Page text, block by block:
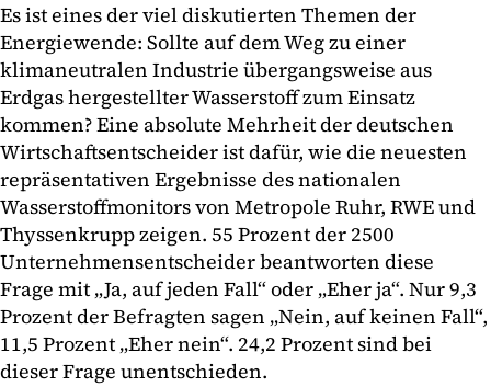
Es ist eines der viel diskutierten Themen der
Energiewende: Sollte auf dem Weg zu einer
klimaneutralen Industrie übergangsweise aus
Erdgas hergestellter Wasserstoff zum Einsatz
kommen? Eine absolute Mehrheit der deutschen
Wirtschaftsentscheider ist dafür, wie die neuesten
repräsentativen Ergebnisse des nationalen
Wasserstoffmonitors von Metropole Ruhr, RWE und
Thyssenkrupp zeigen. 55 Prozent der 2500
Unternehmensentscheider beantworten diese
Frage mit „Ja, auf jeden Fall“ oder „Eher ja“. Nur 9,3
Prozent der Befragten sagen „Nein, auf keinen Fall“,
11,5 Prozent „Eher nein“. 24,2 Prozent sind bei
dieser Frage unentschieden.